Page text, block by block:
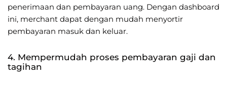
penerimaan dan pembayaran uang. Dengan dashboard
ini, merchant dapat dengan mudah menyortir
pembayaran masuk dan keluar.
4. Mempermudah proses pembayaran gaji dan
tagihan